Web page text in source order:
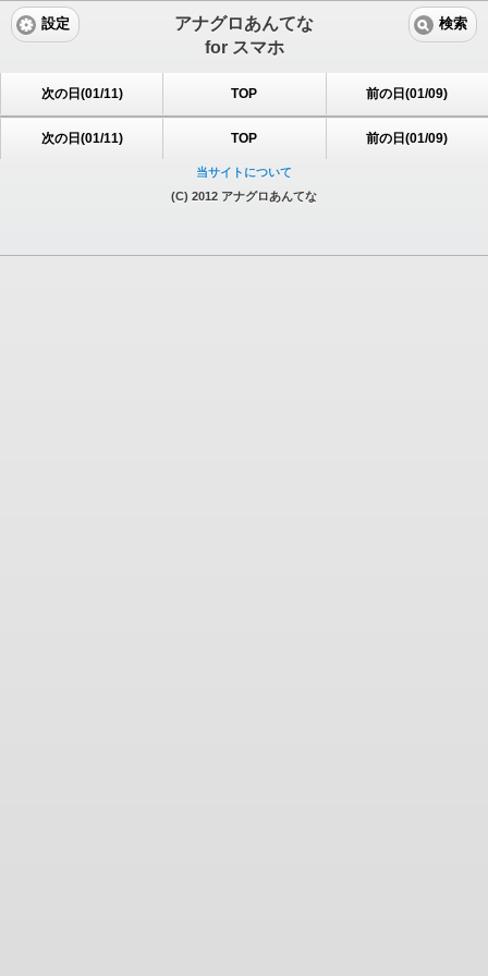
アナグロあんてな
for スマホ
設定 検索
次の日(01/11) TOP 前の日(01/09)
次の日(01/11) TOP 前の日(01/09)
当サイトについて
(C) 2012 アナグロあんてな